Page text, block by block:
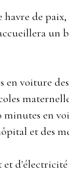
havre de
un
en voiture
en
et des
et